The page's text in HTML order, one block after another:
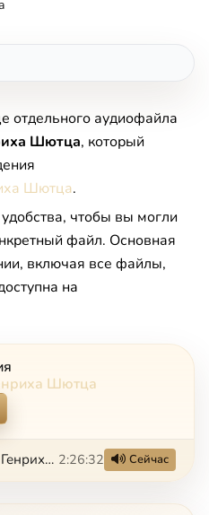
отдельного аудиофайла
Шютца, который
Шютца.
чтобы вы могли
файл. Основная
включая все файлы,
на
Шютца
Рождество в музыке Генриха Шютца 2:26:32 Сейчас